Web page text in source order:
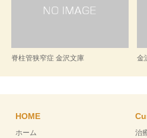
脊柱管狭窄症 金沢文庫 金
HOME
ホーム 治